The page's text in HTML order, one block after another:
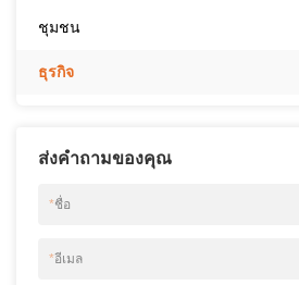
ชุมชน
ธุรกิจ
ส่งคำถามของคุณ
*ชื่อ
*อีเมล